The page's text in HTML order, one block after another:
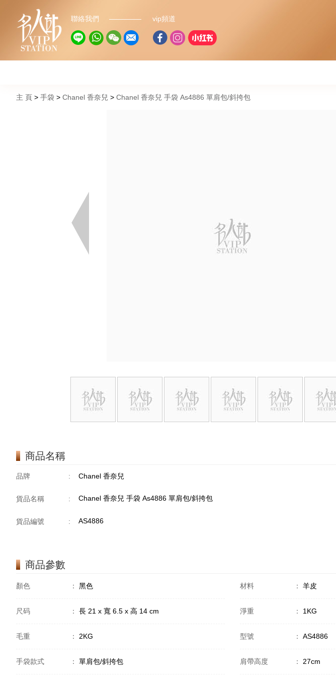
聯絡我們 vip頻道
主 頁 手袋 Chanel 香奈兒 Chanel 香奈兒 手袋 As4886 單肩包/斜挎包
商品名稱
品牌 : Chanel 香奈兒
貨品名稱 : Chanel 香奈兒 手袋 As4886 單肩包/斜挎包
貨品編號 : AS4886
商品參數
顏色 ： 黑色 材料 ： 羊皮
尺码 ： 長 21 x 寬 6.5 x 高 14 cm 淨重 ： 1KG
毛重 ： 2KG 型號 ： AS4886
手袋款式 ： 單肩包/斜挎包 肩帶高度 ： 27cm